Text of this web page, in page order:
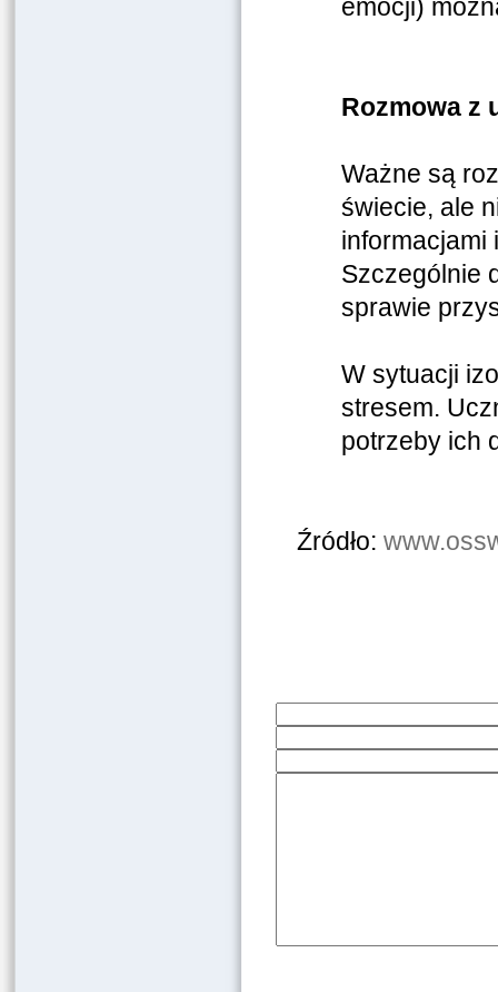
emocji)
Rozmowa z
Ważne są
świecie, ale
informacjami
Szczególnie
sprawie
W sytuacji
stresem.
potrzeby ich
Źródło: